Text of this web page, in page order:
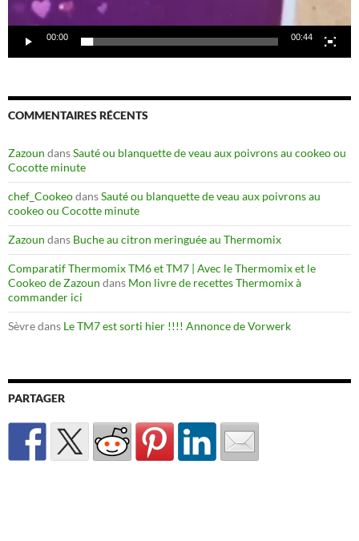
00:00 00:44
COMMENTAIRES RÉCENTS
Zazoun dansSauté ou blanquette de veau aux poivrons au cookeo ou
Cocotte minute
chef_CookeodansSauté ou blanquette de veau aux poivrons au
cookeo ou Cocotte minute
Zazoun dans Buche au citron meringuée au Thermomix
Comparatif Thermomix TM6 et TM7 | Avec le Thermomix et le
Cookeo de Zazoun dans Mon livre de recettes Thermomix à
commander ici
Sèvredans Le TM7 est sorti hier !!!! Annonce de Vorwerk
PARTAGER